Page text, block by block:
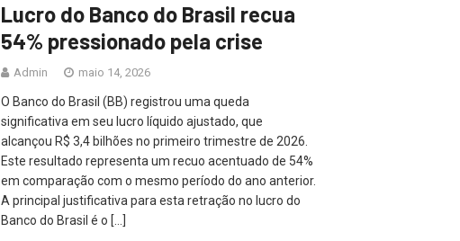
Lucro do Banco do Brasil recua
54% pressionado pela crise
Admin maio 14, 2026
O Banco do Brasil (BB) registrou uma queda
significativa em seu lucro líquido ajustado, que
alcançou R$ 3,4 bilhões no primeiro trimestre de 2026.
Este resultado representa um recuo acentuado de 54%
em comparação com o mesmo período do ano anterior.
A principal justificativa para esta retração no lucro do
Banco do Brasil é o […]